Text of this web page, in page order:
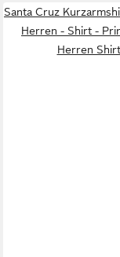
Santa Cruz
Herren - Shirt -
Herren Shirt